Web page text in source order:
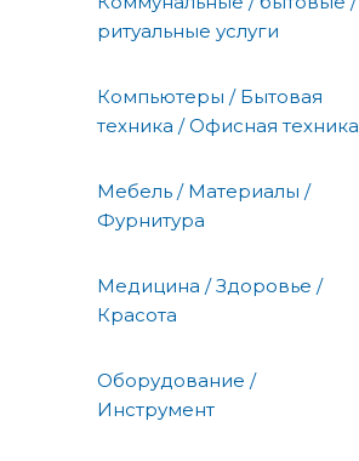
ритуальные услуги
Компьютеры / Бытовая
техника / Офисная техника
Мебель / Материалы /
Фурнитура
Медицина / Здоровье /
Красота
Оборудование /
Инструмент